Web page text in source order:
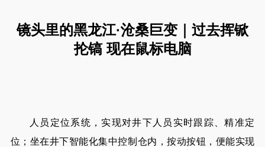
镜头里的黑龙江·沧桑巨变｜过去挥锨
抡镐 现在鼠标电脑
人员定位系统，实现对井下人员实时跟踪、精准定
位；坐在井下智能化集中控制仓内，按动按钮，便能实现